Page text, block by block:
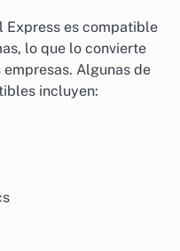
Express es compatible
lo que lo convierte
Algunas de
incluyen: